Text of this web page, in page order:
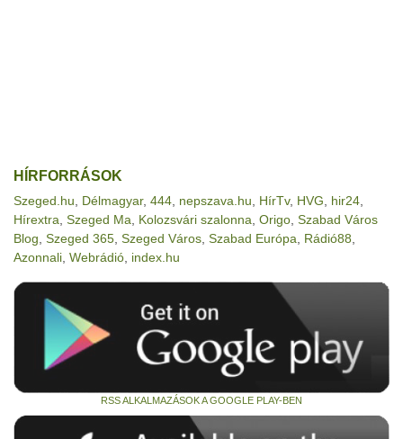
HÍRFORRÁSOK
Szeged.hu Délmagyar, 444 nepszava.hu HírTv, HVG hir24
Hírextra Szeged Ma Kolozsvári szalonna Origo Szabad Város
Blog Szeged 365 Szeged Város Szabad Európa Rádió88
Azonnali Webrádió index.hu
RSS ALKALMAZÁSOK A GOOGLE PLAY-BEN